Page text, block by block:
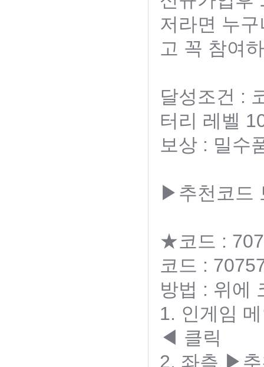
저라면 누
고 꼭 참여
달성조건 :
터리 레벨
보상 : 밀수
▶추천코드
★코드 :
코드 :
방법 : 위에
1. 인게임
◀ 클릭
2. 좌측 ▶